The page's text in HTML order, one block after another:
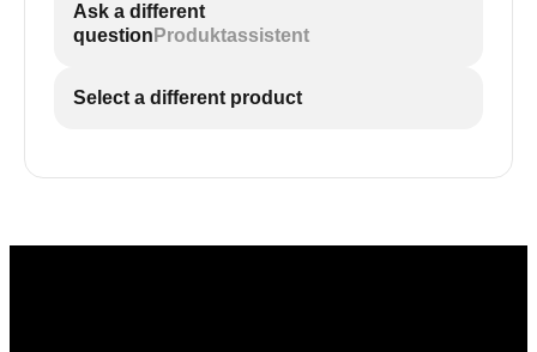
Ask a different
question Produktassistent
Select a different product